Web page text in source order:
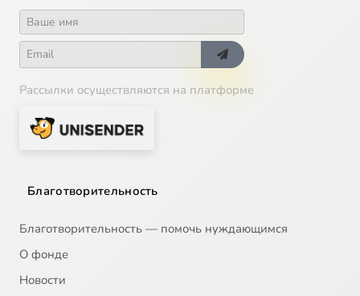
Рассылки осуществляются на платформе
Благотворительность
Благотворительность — помочь нуждающимся
О фонде
Новости